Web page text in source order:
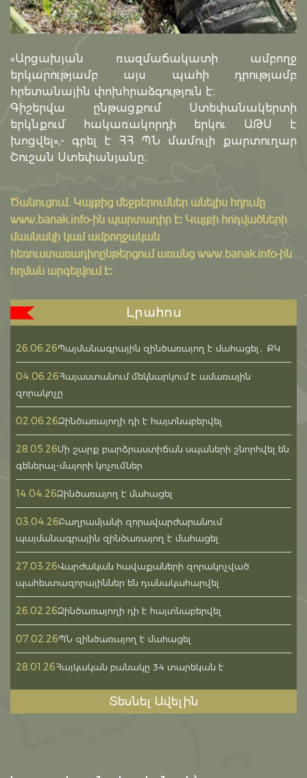
«Արցախյան ռազմաճակատի ամբողջ
երկարությամբ այս պահի դրությամբ
հրետանային փոխհրաձգություն է։
Գիշերվա ընթացքում Ստեփանակերտի
երկնքում հակառակորդի երկու ԱԹՍ է
խոցվել»,- գրել է ՀՀ ՊՆ մամուլի քարտուղար
Շուշան Ստեփանյանը։
Ծանուցում․ Կայքից մեջբերումներ անելիս հղումը
www.banak.info-ին պարտադիր է: Կայքի հոդվածների
մասնակի կամ ամբողջական
հեռուստառադիոընթերցում առանց www.banak.info-ին
հղման արգելվում է:
Լրահոս
26.06.26Պայմանագրային զինծառայող է մահացել․ ՔԿ
04.06.26Հայաստանում մեկնարկում է ամառային
զորակոչը
02.06.26Զինծառայողի դի է հայտնաբերվել
28.05.26Մի շարք բարձրաստիճան սպաների շնորհվել են
գեներալ-մայորի կոչումներ
14.04.26Զինծառայող է մահացել
03.04.26Բաղրամյանի զորավարժարանում
պայմանագրային զինծառայող է մահացել
27.03.26Վարժական հավաքաների զորակոչված
պահեստազորայիններ են դանակահարվել
26.02.26Զինծառայողի դի է հայտնաբերվել
07.02.26ՊՆ զինծառայող է մահացել
28.01.26Հայկական բանակը 34 տարեկան է
Տեսնել Ավելին